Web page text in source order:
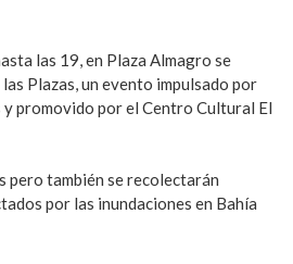
las 19, en Plaza Almagro se
Plazas, un evento impulsado por
promovido por el Centro Cultural El
pero también se recolectarán
por las inundaciones en Bahía